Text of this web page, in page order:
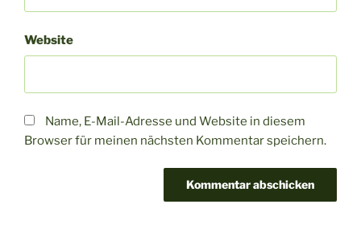
Website
Name, E-Mail-Adresse und Website in diesem
Browser für meinen nächsten Kommentar speichern.